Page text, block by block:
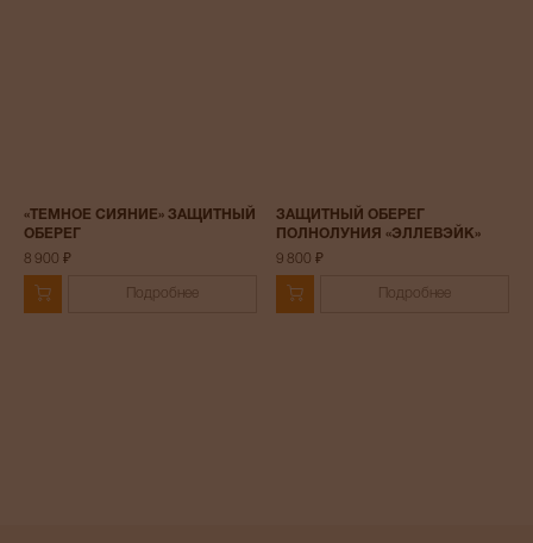
«ТЕМНОЕ СИЯНИЕ» ЗАЩИТНЫЙ
ОБЕРЕГ
8 900 ₽
Подробнее
ЗАЩИТНЫЙ ОБЕРЕГ
ПОЛНОЛУНИЯ «ЭЛЛЕВЭЙК»
9 800 ₽
Подробнее